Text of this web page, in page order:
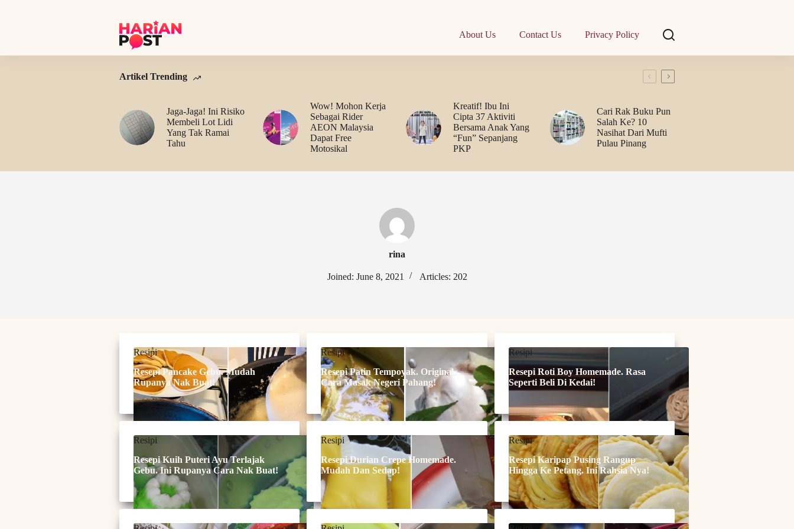
t
About Us Contact Us Privacy Policy
Artikel Trending
Jaga-Jaga! Ini Risiko
Membeli Lot Lidi
Yang Tak Ramai
Tahu
Wow! Mohon Kerja
Sebagai Rider
AEON Malaysia
Dapat Free
Motosikal
Kreatif! Ibu Ini
Cipta 37 Aktiviti
Bersama Anak Yang
“Fun” Sepanjang
PKP
Cari Rak Buku Pun
Salah Ke? 10
Nasihat Dari Mufti
Pulau Pinang
rina
Joined: June 8, 2021 Articles: 202
Resipi
Resepi Pancake Gebu. Mudah
Rupanya Nak Buat!
Resipi
Resepi Patin Tempoyak. Original
Cara Masak Negeri Pahang!
Resipi
Resepi Roti Boy Homemade. Rasa
Seperti Beli Di Kedai!
Resipi
Resepi Kuih Puteri Ayu Terlajak
Gebu. Ini Rupanya Cara Nak Buat!
Resipi
Resepi Durian Crepe Homemade.
Mudah Dan Sedap!
Resipi
Resepi Karipap Pusing Rangup
Hingga Ke Petang. Ini Rahsia Nya!